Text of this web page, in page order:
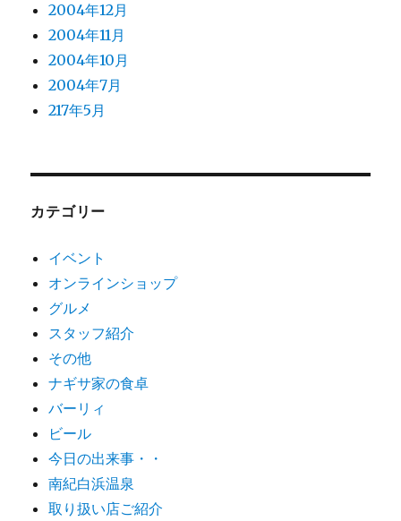
2004年12月
2004年11月
2004年10月
2004年7月
217年5月
カテゴリー
イベント
オンラインショップ
グルメ
スタッフ紹介
その他
ナギサ家の食卓
バーリィ
ビール
今日の出来事・・
南紀白浜温泉
取り扱い店ご紹介